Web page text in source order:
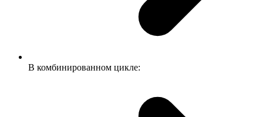
В комбинированном цикле: